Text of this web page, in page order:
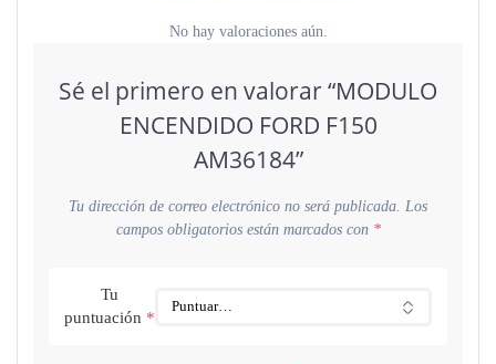
No hay valoraciones aún.
Sé el primero en valorar “MODULO
ENCENDIDO FORD F150
AM36184”
Tu dirección de correo electrónico no será publicada. Los
campos obligatorios están marcados con *
Tu
puntuación *